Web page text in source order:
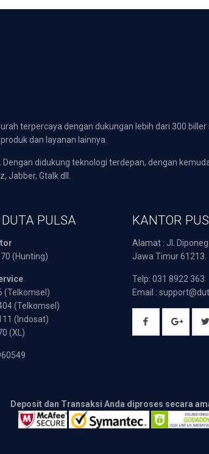
terpercaya dengan dukungan lebih dari 300 biller
dan layanan lainnya.
didukung teknologi terdepan, dengan
Jabber, Gtalk dll.
PULSA
(Hunting)
(Telkomsel)
(Telkomsel)
(Indosat)
(XL)
KANTOR
Alamat : Jl.
Jawa Timur 61213.
Telp: 031 8922 363
Email :
Deposit dan Transaksi Anda diproses secara